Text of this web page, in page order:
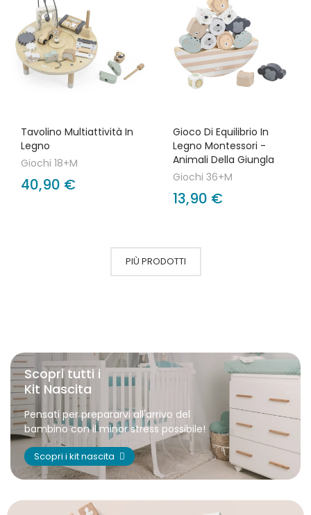
Tavolino Multiattività In
Legno
Giochi 18+M
40,90 €
Gioco Di Equilibrio In
Legno Montessori -
Animali Della Giungla
Giochi 36+M
13,90 €
PIÙ PRODOTTI
Scopri tutti i
Kit Nascita
Pensati per prepararvi all'arrivo del
bambino con il minor stress possibile!
Scopri i kit nascita